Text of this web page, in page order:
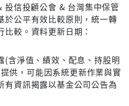
信投顧公會 & 台灣集中保管
於公平有效比較原則，統一轉
較。資料更新日期：
(含淨值、績效、配息、持股明
供，可能因系統更新作業與實
有資訊揭露以基金公司公告為